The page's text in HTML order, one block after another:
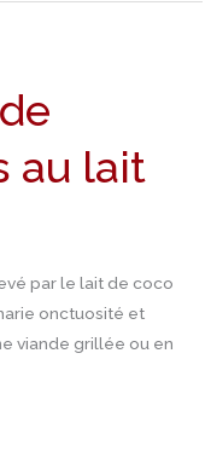
au lait
par le lait de coco
onctuosité et
viande grillée ou en